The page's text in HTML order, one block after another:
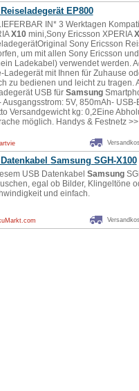
EP800
IN* 3 Werktagen
X10mini,Sony Ericsson XPERIA
Sony Ericsson
um mit allen Sony Ericsson
Ladekabel) verwendet werden.
Ladegerät mit Ihnen für Zuhause
zu bedienen und leicht zu tragen.
USB für Samsung
Ausgangsstrom: 5V, 850mAh-
Versandgewicht kg: 0,2Eine
möglich. Handys & Festnetz
Samsung SGH-X100
USB Datenkabel Samsung
egal ob Bilder, Klingeltöne
und einfach.